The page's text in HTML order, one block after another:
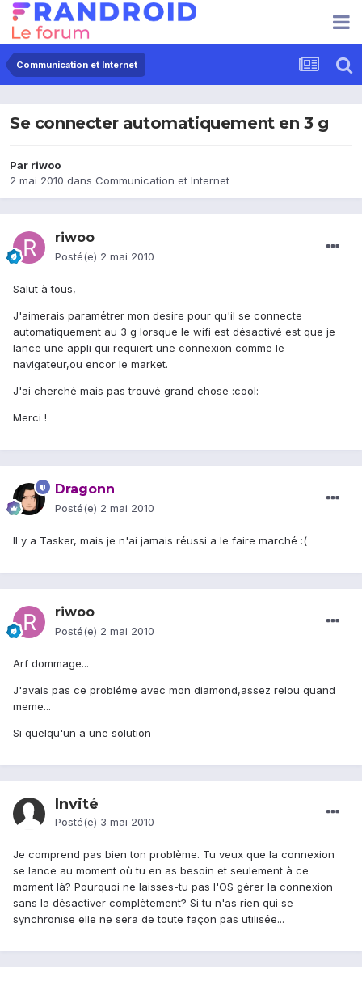
Communication et Internet
Se connecter automatiquement en 3 g
Par riwoo
2 mai 2010 dans Communication et Internet
riwoo
Posté(e) 2 mai 2010
Salut à tous,
J'aimerais paramétrer mon desire pour qu'il se connecte
automatiquement au 3 g lorsque le wifi est désactivé est que je
lance une appli qui requiert une connexion comme le
navigateur,ou encor le market.
J'ai cherché mais pas trouvé grand chose :cool:
Merci !
Dragonn
Posté(e) 2 mai 2010
Il y a Tasker, mais je n'ai jamais réussi a le faire marché :(
riwoo
Posté(e) 2 mai 2010
Arf dommage...
J'avais pas ce probléme avec mon diamond,assez relou quand
meme...
Si quelqu'un a une solution
Invité
Posté(e) 3 mai 2010
Je comprend pas bien ton problème. Tu veux que la connexion
se lance au moment où tu en as besoin et seulement à ce
moment là? Pourquoi ne laisses-tu pas l'OS gérer la connexion
sans la désactiver complètement? Si tu n'as rien qui se
synchronise elle ne sera de toute façon pas utilisée...